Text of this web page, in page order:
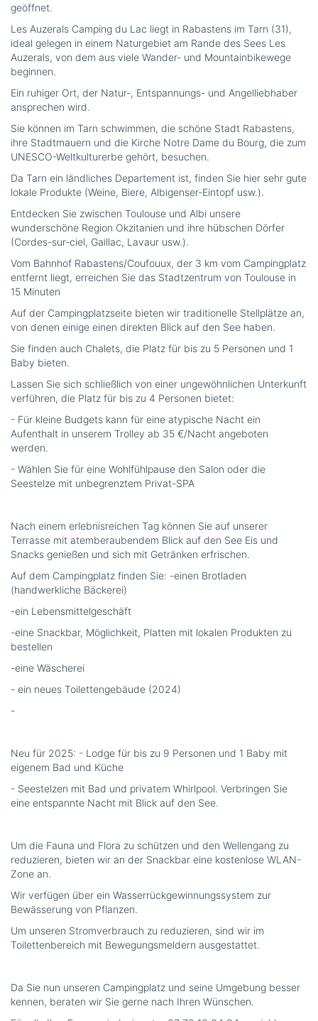
geöffnet.
Les Auzerals Camping du Lac liegt in Rabastens im Tarn (31),
ideal gelegen in einem Naturgebiet am Rande des Sees Les
Auzerals, von dem aus viele Wander- und Mountainbikewege
beginnen.
Ein ruhiger Ort, der Natur-, Entspannungs- und Angelliebhaber
ansprechen wird.
Sie können im Tarn schwimmen, die schöne Stadt Rabastens,
ihre Stadtmauern und die Kirche Notre Dame du Bourg, die zum
UNESCO-Weltkulturerbe gehört, besuchen.
Da Tarn ein ländliches Departement ist, finden Sie hier sehr gute
lokale Produkte (Weine, Biere, Albigenser-Eintopf usw.).
Entdecken Sie zwischen Toulouse und Albi unsere
wunderschöne Region Okzitanien und ihre hübschen Dörfer
(Cordes-sur-ciel, Gaillac, Lavaur usw.).
Vom Bahnhof Rabastens/Coufouux, der 3 km vom Campingplatz
entfernt liegt, erreichen Sie das Stadtzentrum von Toulouse in
15 Minuten
Auf der Campingplatzseite bieten wir traditionelle Stellplätze an,
von denen einige einen direkten Blick auf den See haben.
Sie finden auch Chalets, die Platz für bis zu 5 Personen und 1
Baby bieten.
Lassen Sie sich schließlich von einer ungewöhnlichen Unterkunft
verführen, die Platz für bis zu 4 Personen bietet:
- Für kleine Budgets kann für eine atypische Nacht ein
Aufenthalt in unserem Trolley ab 35 €/Nacht angeboten
werden.
- Wählen Sie für eine Wohlfühlpause den Salon oder die
Seestelze mit unbegrenztem Privat-SPA
Nach einem erlebnisreichen Tag können Sie auf unserer
Terrasse mit atemberaubendem Blick auf den See Eis und
Snacks genießen und sich mit Getränken erfrischen.
Auf dem Campingplatz finden Sie: -einen Brotladen
(handwerkliche Bäckerei)
-ein Lebensmittelgeschäft
-eine Snackbar, Möglichkeit, Platten mit lokalen Produkten zu
bestellen
-eine Wäscherei
- ein neues Toilettengebäude (2024)
-
Neu für 2025: - Lodge für bis zu 9 Personen und 1 Baby mit
eigenem Bad und Küche
- Seestelzen mit Bad und privatem Whirlpool. Verbringen Sie
eine entspannte Nacht mit Blick auf den See.
Um die Fauna und Flora zu schützen und den Wellengang zu
reduzieren, bieten wir an der Snackbar eine kostenlose WLAN-
Zone an.
Wir verfügen über ein Wasserrückgewinnungssystem zur
Bewässerung von Pflanzen.
Um unseren Stromverbrauch zu reduzieren, sind wir im
Toilettenbereich mit Bewegungsmeldern ausgestattet.
Da Sie nun unseren Campingplatz und seine Umgebung besser
kennen, beraten wir Sie gerne nach Ihren Wünschen.